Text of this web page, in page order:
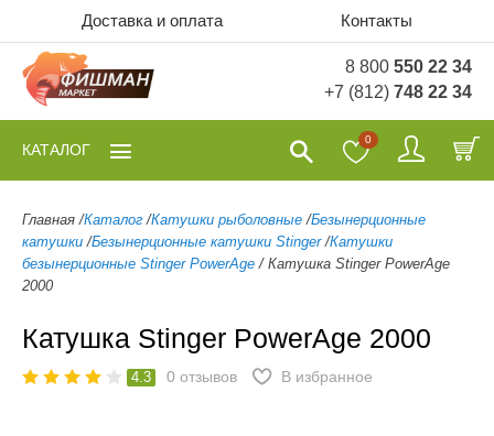
Доставка и оплата Контакты
8 800 550 22 34
+7 (812) 748 22 34
0
КАТАЛОГ
Главная /Каталог /Катушки рыболовные /Безынерционные
катушки /Безынерционные катушки Stinger /Катушки
безынерционные Stinger PowerAge / Катушка Stinger PowerAge
2000
Катушка Stinger PowerAge 2000
4.3 0 отзывов В избранное